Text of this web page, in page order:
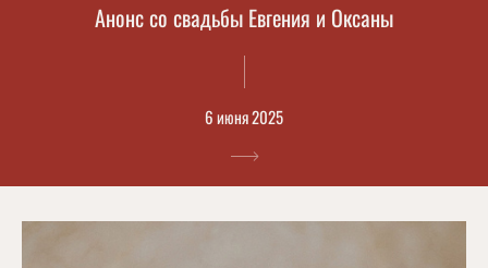
Анонс со свадьбы Евгения и Оксаны
6 июня 2025